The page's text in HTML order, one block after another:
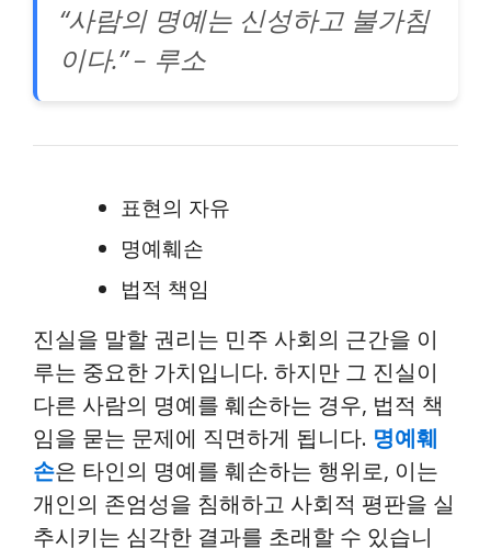
“사람의 명예는 신성하고 불가침
이다.” – 루소
표현의 자유
명예훼손
법적 책임
진실을 말할 권리는 민주 사회의 근간을 이
루는 중요한 가치입니다. 하지만 그 진실이
다른 사람의 명예를 훼손하는 경우, 법적 책
임을 묻는 문제에 직면하게 됩니다. 명예훼
손은 타인의 명예를 훼손하는 행위로, 이는
개인의 존엄성을 침해하고 사회적 평판을 실
추시키는 심각한 결과를 초래할 수 있습니